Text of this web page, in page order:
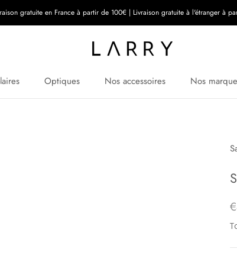
gratuite en France à partir de 100€ | Livraison gratuite à l'étranger à
Optiques Nos accessoires Nos